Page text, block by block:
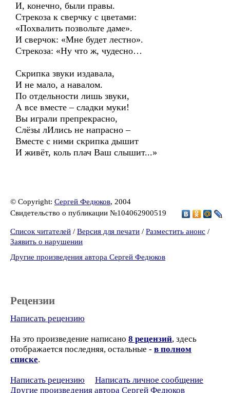
И, конечно, были правы.
Стрекоза к сверчку с цветами:
«Похвалить позвольте даме».
И сверчок: «Мне будет лестно».
Стрекоза: «Ну что ж, чудесно…
Скрипка звуки издавала,
И не мало, а навалом.
По отдельности лишь звуки,
А все вместе – сладки муки!
Вы играли препрекрасно,
Слёзы лИлись не напрасно –
Вместе с ними скрипка дышит
И живёт, коль плач Ваш слышит...»
© Copyright: Сергей Федюков, 2004
Свидетельство о публикации №104062900519
Список читателей / Версия для печати / Разместить анонс /
Заявить о нарушении
Другие произведения автора Сергей Федюков
Рецензии
Написать рецензию
На это произведение написано 8 рецензий, здесь
отображается последняя, остальные - в полном
списке.
Написать рецензию
Написать личное сообщение
Другие произведения автора Сергей Федюков